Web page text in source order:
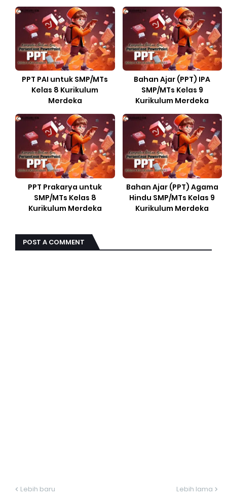
PPT PAI untuk SMP/MTs
Kelas 8 Kurikulum
Merdeka
Bahan Ajar (PPT) IPA
SMP/MTs Kelas 9
Kurikulum Merdeka
PPT Prakarya untuk
SMP/MTs Kelas 8
Kurikulum Merdeka
Bahan Ajar (PPT) Agama
Hindu SMP/MTs Kelas 9
Kurikulum Merdeka
POST A COMMENT
Lebih baru Lebih lama